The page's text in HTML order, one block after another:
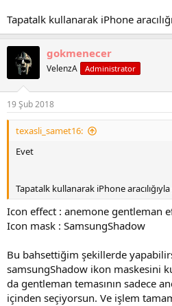
Tapatalk kullanarak iPhone
gokmenecer
VelenzA Administrator
19 Şub 2018
texasli_samet16:
Evet
Tapatalk kullanarak iPhone
Icon effect : anemone gentleman
Icon mask : SamsungShadow
Bu bahsettiğim şekillerde
samsungShadow ikon maskesini
da gentleman temasının sadece
içinden seçiyorsun. Ve işlem